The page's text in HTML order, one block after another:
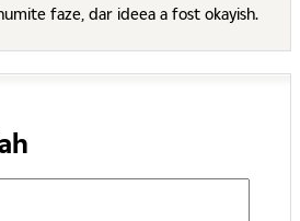
faze, dar ideea a fost okayish.